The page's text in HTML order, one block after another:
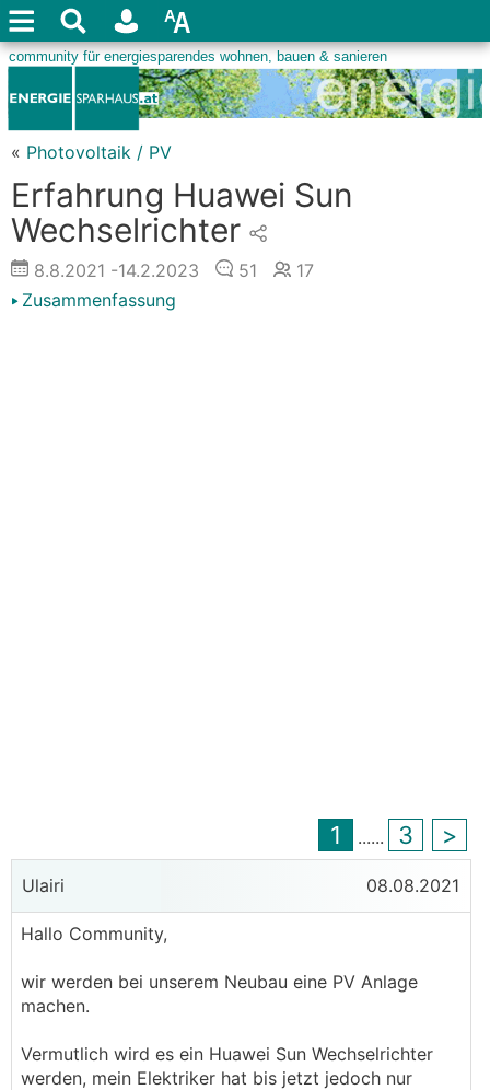
« Photovoltaik / PV
Erfahrung Huawei Sun
Wechselrichter
8.8.2021 -14.2.2023 51
17
Zusammenfassung
1 ...... 3 >
Ulairi 08.08.2021
Hallo Community,
wir werden bei unserem Neubau eine PV Anlage
machen.
Vermutlich wird es ein Huawei Sun Wechselrichter
werden, mein Elektriker hat bis jetzt jedoch nur